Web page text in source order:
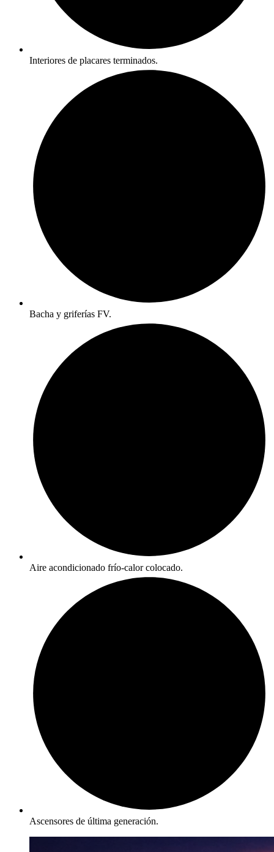
Interiores de placares terminados.
Bacha y griferías FV.
Aire acondicionado frío-calor colocado.
Ascensores de última generación.